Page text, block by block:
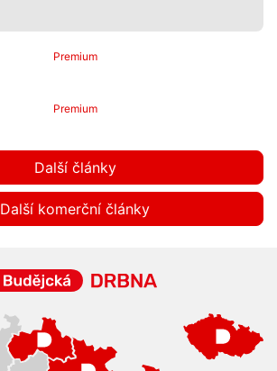
Premium
Premium
Další články
Další komerční články